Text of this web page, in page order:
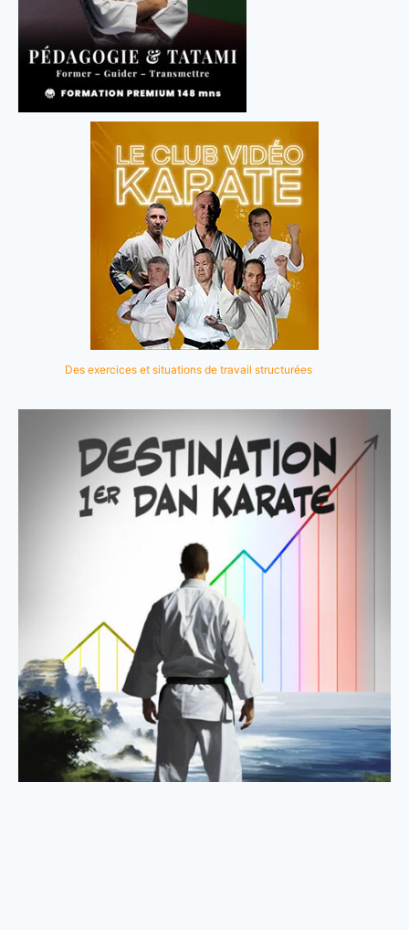
Des exercices et situations de travail structurées